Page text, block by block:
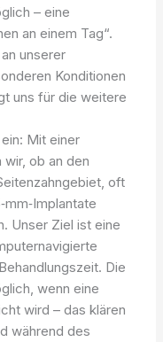
– eine
an einem Tag“.
unserer
Konditionen
uns für die weitere
Mit einer
ob an den
oft
Unser Ziel ist eine
Die
wenn eine
wird – das klären
während des